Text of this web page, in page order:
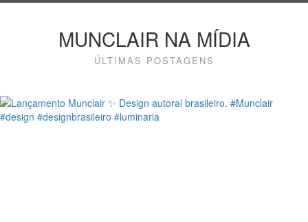
MUNCLAIR NA MÍDIA
ÚLTIMAS POSTAGENS